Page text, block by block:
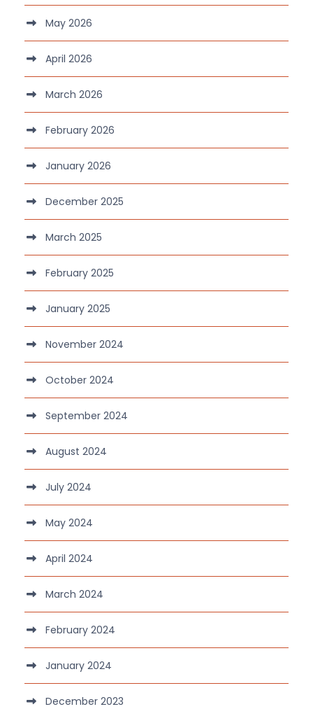
May 2026
April 2026
March 2026
February 2026
January 2026
December 2025
March 2025
February 2025
January 2025
November 2024
October 2024
September 2024
August 2024
July 2024
May 2024
April 2024
March 2024
February 2024
January 2024
December 2023